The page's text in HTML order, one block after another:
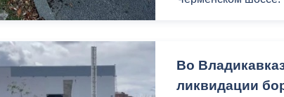
водоотведения и
дождевых вод.
Во
ликвидации